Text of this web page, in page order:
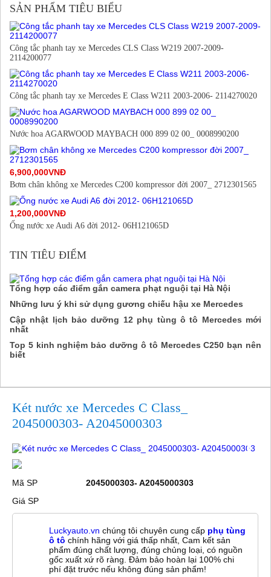
SẢN PHẨM TIÊU BIỂU
Công tắc phanh tay xe Mercedes CLS Class W219 2007-2009-
2114200077
Công tắc phanh tay xe Mercedes E Class W211 2003-2006- 2114270020
Nước hoa AGARWOOD MAYBACH 000 899 02 00_ 0008990200
6,900,000VNĐ
Bơm chân không xe Mercedes C200 kompressor đời 2007_ 2712301565
1,200,000VNĐ
Ống nước xe Audi A6 đời 2012- 06H121065D
TIN TIÊU ĐIỂM
Tổng hợp các điểm gắn camera phạt nguội tại Hà Nội
Những lưu ý khi sử dụng gương chiếu hậu xe Mercedes
Cập nhật lịch bảo dưỡng 12 phụ tùng ô tô Mercedes mới
nhất
Top 5 kinh nghiệm bảo dưỡng ô tô Mercedes C250 bạn nên
biết
Két nước xe Mercedes C Class_
2045000303- A2045000303
Mã SP
2045000303- A2045000303
Giá SP
Luckyauto.vn chúng tôi chuyên cung cấp phụ tùng
ô tô chính hãng với giá thấp nhất, Cam kết sản
phẩm đúng chất lượng, đúng chủng loại, có nguồn
gốc xuất xứ rõ ràng. Đảm bảo hoàn lại 100% chi
phí đặt trước nếu không đúng sản phẩm!